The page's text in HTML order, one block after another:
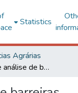
Statistics
Agrárias
Identificação e análise de barreiras não-tarifárias sobre as exportações brasileiras de carne bovina